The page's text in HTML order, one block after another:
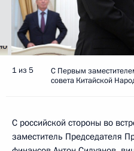
1 из 5
С Первым
совета Китайской
С российской стороны во
заместитель Председателя